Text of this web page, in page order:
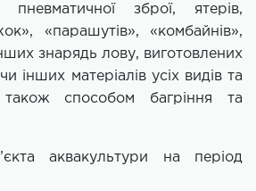
пневматичної зброї, ятерів,
«парашутів», «комбайнів»,
знарядь лову, виготовлених
інших матеріалів усіх видів та
способом багріння та
аквакультури на період